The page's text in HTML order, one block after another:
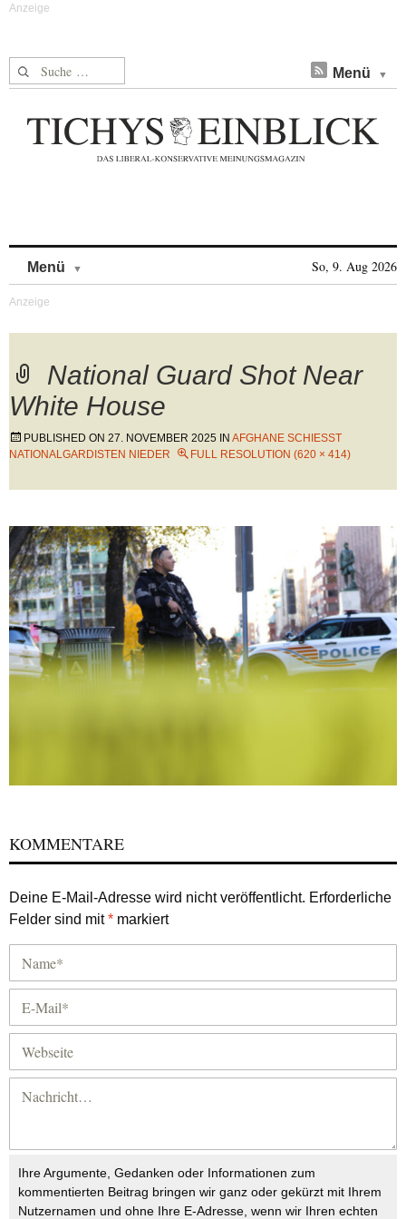
Suche nach: Menü
Menü So, 9. Aug 2026
National Guard Shot Near
White House
PUBLISHED ON 27. NOVEMBER 2025 IN AFGHANE SCHIESST N
ATIONALGARDISTEN NIEDER
FULL RESOLUTION (620 × 414)
KOMMENTARE
Deine E-Mail-Adresse wird nicht veröffentlicht. Erforderliche
Felder sind mit* markiert
Ihre Argumente, Gedanken oder Informationen zum
kommentierten Beitrag bringen wir ganz oder gekürzt mit Ihrem
Nutzernamen und ohne Ihre E-Adresse, wenn wir Ihren echten